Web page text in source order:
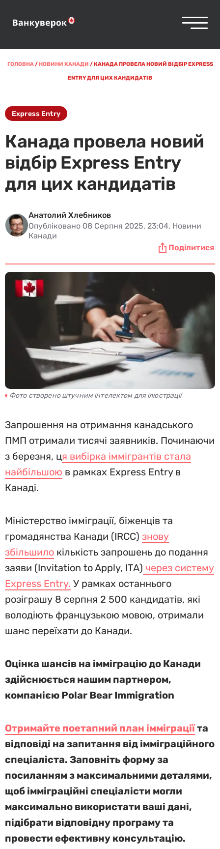
ГОЛОВНА/НОВИНИ КАНАДИ /КАНАДА ПРОВЕЛА НОВИЙ ВІДБІР EXPRESS
ENTRY ДЛЯ ЦИХ КАНДИДАТІВ
Express Entry
Канада провела новий
відбір Express Entry
для цих кандидатів
Анатолий Хлебников
Опубліковано 08 Серпня 2025, 23:04, Новини
Канади
Поділитися
Фото створено штучним інтелектом для ілюстрації
Запрошення на отримання канадського
ПМП отримали тисячі заявників. Починаючи
з березня, ця вибірка іммігрантів стала
найбільшою в рамках Express Entry в
Канаді.
Міністерство імміграції, біженців та
громадянства Канади (IRCC) знову
збільшило кількість запрошень до подання
заяви (Invitation to Apply, ITA) через систему
Express Entry. У рамках останнього
розіграшу 8 серпня 2 500 кандидатів, які
володіють французькою мовою, отримали
шанс переїхати до Канади.
Оцінка шансів на імміграцію до Канади
здійснюється нашим партнером,
компанією Polar Bear Immigration
Отримайте поетапний план імміграціїта
відповіді на запитання від імміграційного
спеціаліста. Заповніть форму за
посиланням з максимальними деталями,
щоб імміграційні спеціалісти могли
максимально використати ваші дані,
підібрати відповідну програму та
провести ефективну консультацію.